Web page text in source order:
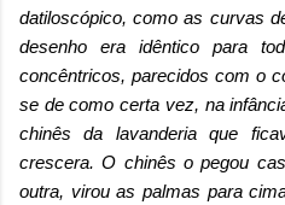
datiloscópico, como as curvas
desenho era idêntico para
concêntricos, parecidos com o
se de como certa vez, na
chinês da lavanderia que
crescera. O chinês o pegou
outra, virou as palmas para